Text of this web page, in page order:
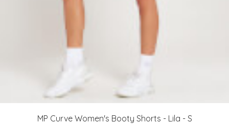
MP Curve Women's Booty Shorts - Lila - S